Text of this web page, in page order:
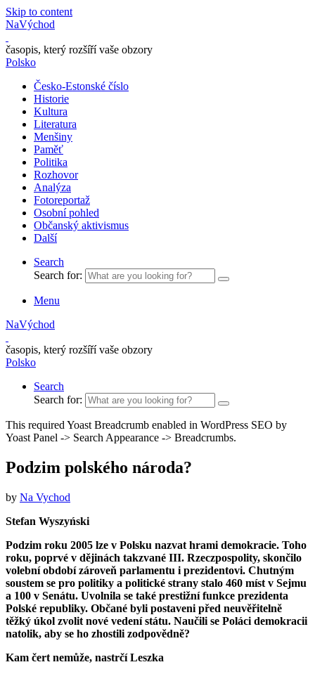
Skip to content
NaVýchod
časopis, který rozšíří vaše obzory
Polsko
Česko-Estonské číslo
Historie
Kultura
Literatura
Menšiny
Paměť
Politika
Rozhovor
Analýza
Fotoreportaž
Osobní pohled
Občanský aktivismus
Další
Search
Search for:
Menu
NaVýchod
časopis, který rozšíří vaše obzory
Polsko
Search
Search for:
This required Yoast Breadcrumb enabled in WordPress SEO by
Yoast Panel -> Search Appearance -> Breadcrumbs.
Podzim polského národa?
by Na Vychod
Stefan Wyszyński
Podzim roku 2005 lze v Polsku nazvat hrami demokracie. Toho
roku, poprvé v dějinách takzvané III. Rzeczpospolity, skončilo
volební období zároveň parlamentu i prezidentovi. Chutným
soustem se pro politiky a po­li­­­tické strany stalo 460 míst v Sejmu
a 100 v Senátu. Uvolnila se také prestižní funkce prezidenta
Polské republiky. Občané byli postaveni před neuvěřitelně
těžký úkol zvolit nové vedení státu. Naučili se Poláci demokracii
natolik, aby se ho zhostili zodpovědně?
Kam čert nemůže, nastrčí Leszka